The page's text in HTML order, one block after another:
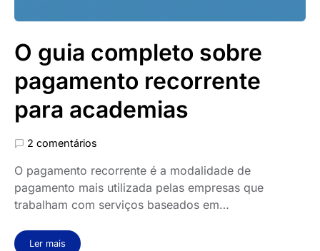
O guia completo sobre
pagamento recorrente
para academias
2 comentários
O pagamento recorrente é a modalidade de
pagamento mais utilizada pelas empresas que
trabalham com serviços baseados em…
Ler mais